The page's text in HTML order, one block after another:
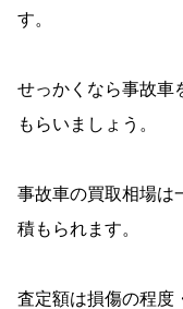
す。
せっかくなら事故車
もらいましょう。
事故車の買取相場は
積もられます。
査定額は損傷の程度